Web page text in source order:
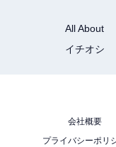
All About
イチオシ
会社概要
プライバシーポリ